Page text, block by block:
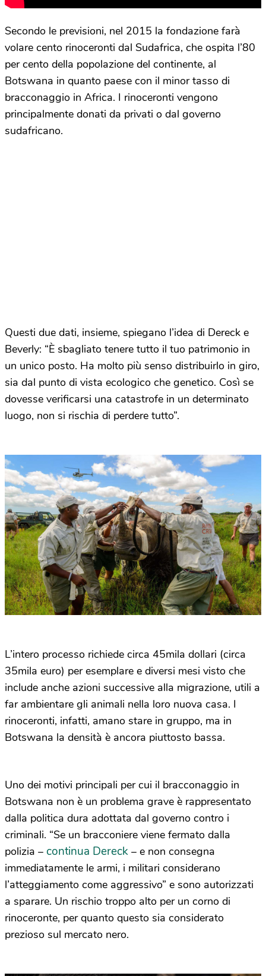
Secondo le previsioni, nel 2015 la fondazione farà
volare cento rinoceronti dal Sudafrica, che ospita l’80
per cento della popolazione del continente, al
Botswana in quanto paese con il minor tasso di
bracconaggio in Africa. I rinoceronti vengono
principalmente donati da privati o dal governo
sudafricano.
Questi due dati, insieme, spiegano l’idea di Dereck e
Beverly: “È sbagliato tenere tutto il tuo patrimonio in
un unico posto. Ha molto più senso distribuirlo in giro,
sia dal punto di vista ecologico che genetico. Così se
dovesse verificarsi una catastrofe in un determinato
luogo, non si rischia di perdere tutto”.
L’intero processo richiede circa 45mila dollari (circa
35mila euro) per esemplare e diversi mesi visto che
include anche azioni successive alla migrazione, utili a
far ambientare gli animali nella loro nuova casa. I
rinoceronti, infatti, amano stare in gruppo, ma in
Botswana la densità è ancora piuttosto bassa.
Uno dei motivi principali per cui il bracconaggio in
Botswana non è un problema grave è rappresentato
dalla politica dura adottata dal governo contro i
criminali. “Se un bracconiere viene fermato dalla
polizia – continua Dereck – e non consegna
immediatamente le armi, i militari considerano
l’atteggiamento come aggressivo” e sono autorizzati
a sparare. Un rischio troppo alto per un corno di
rinoceronte, per quanto questo sia considerato
prezioso sul mercato nero.